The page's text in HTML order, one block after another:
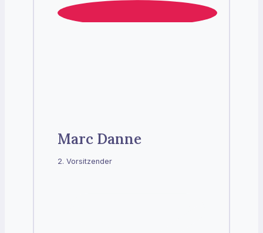
Marc Danne
2. Vorsitzender